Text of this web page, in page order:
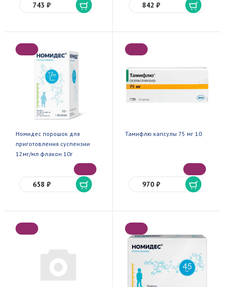
743 ₽ 842 ₽
Номидес порошок для
приготовления суспензии
12мг/мл флакон 10г
658 ₽
Тамифлю капсулы 75 мг 10
970 ₽